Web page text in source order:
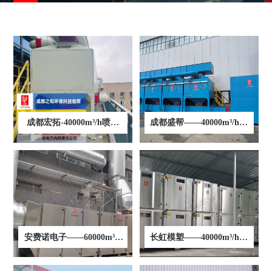
合作伙伴
业务领域
荣誉证书
污水设备
废气设备
中水回用案例
给水系统案例
污水系统案例
废气系统案例
科研创新
行业新闻
登录
软件下载
资料下载
云平台使用手册
联系方式
成都宏拓-40000m³/h喷涂
废气处理项目
成都盛帮——40000m³/h涂
布废气处理项目
安费诺电子——60000m³/h
注塑废气处理项目
长虹模塑——40000m³/h注
塑废气处理项目